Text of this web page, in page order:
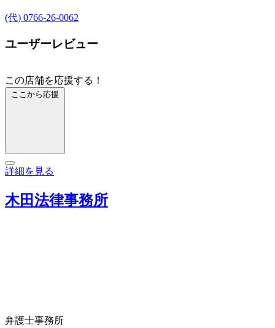
(代) 0766-26-0062
ユーザーレビュー
この店舗を応援する！
ここから応援
詳細を見る
木田法律事務所
弁護士事務所